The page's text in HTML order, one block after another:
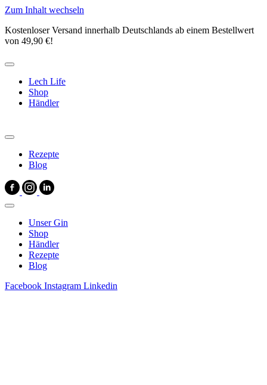
Zum Inhalt wechseln
Kostenloser Versand innerhalb Deutschlands ab einem Bestellwert
von 49,90 €!
Lech Life
Shop
Händler
Rezepte
Blog
Unser Gin
Shop
Händler
Rezepte
Blog
Facebook Instagram Linkedin